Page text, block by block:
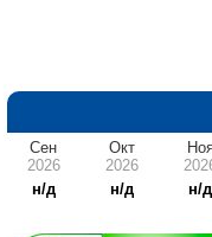
Сен
2026
н/д
Окт
2026
н/д
н/д